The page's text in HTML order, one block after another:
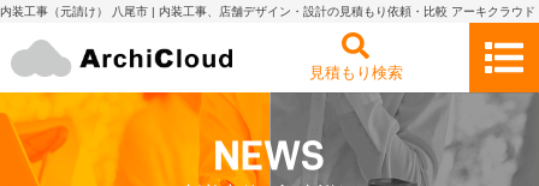
内装工事（元請け） 八尾市 | 内装工事、店舗デザイン・設計の見積もり依頼・比較 アーキクラウド
見積もり検索